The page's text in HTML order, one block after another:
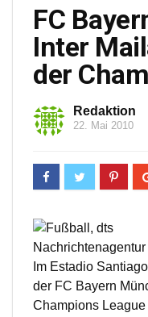
FC
Inter
der
Redaktion
22. Mai 2010
Im Estadio
der FC Bayern
Champions